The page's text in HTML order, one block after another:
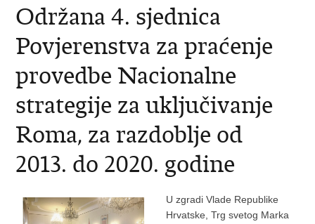
Održana 4. sjednica
Povjerenstva za praćenje
provedbe Nacionalne
strategije za uključivanje
Roma, za razdoblje od
2013. do 2020. godine
U zgradi Vlade Republike
Hrvatske, Trg svetog Marka